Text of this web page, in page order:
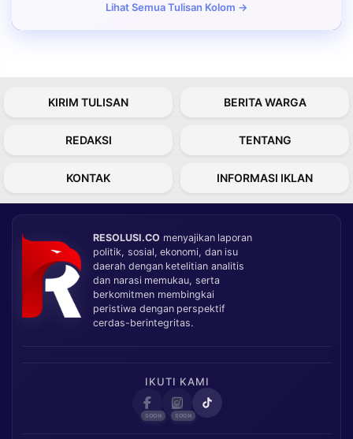
Lihat Semua Tulisan Kolom →
KIRIM TULISAN BERITA WARGA
REDAKSI TENTANG
KONTAK INFORMASI IKLAN
RESOLUSI.CO menyajikan laporan
politik, sosial, ekonomi, dan isu
daerah dengan ketelitian analitis
dan narasi memukau, serta
berkomitmen membingkai
peristiwa dengan perspektif
cerdas-berintegritas.
IKUTI KAMI